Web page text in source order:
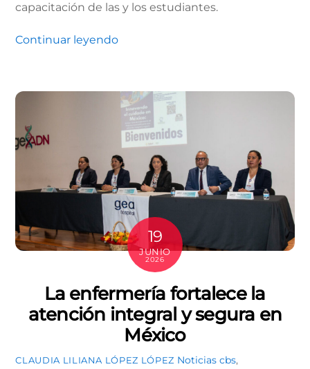
capacitación de las y los estudiantes.
Continuar leyendo
19
JUNIO
2026
La enfermería fortalece la
atención integral y segura en
México
CLAUDIA LILIANA LÓPEZ LÓPEZ Noticias cbs,